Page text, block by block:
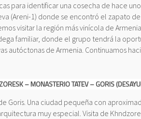
para identificar una cosecha de hace
(Areni-1) donde se encontró el zapato
visitar la región más vinícola de
familiar, donde el grupo tendrá la
autóctonas de Armenia. Continuamos
– MONASTERIO TATEV – GORIS
Goris. Una ciudad pequeña con
muy especial. Visita de